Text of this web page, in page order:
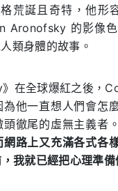
荒誕且奇特，他形
Aronofsky 的影像
類身體的故事。
》在全球爆紅之後，
他一直想人們會怎
頭徹尾的虛無主義者
路上又充滿各式各
我就已經把心理準備